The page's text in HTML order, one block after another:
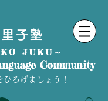
子塾
JUKU～
Community
ひろげましょう！